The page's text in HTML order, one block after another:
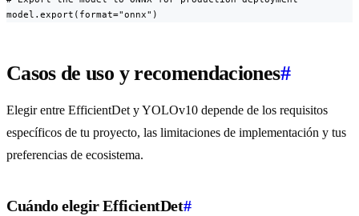
model.export(format="onnx")
Casos de uso y recomendaciones#
Elegir entre EfficientDet y YOLOv10 depende de los requisitos
específicos de tu proyecto, las limitaciones de implementación y tus
preferencias de ecosistema.
Cuándo elegir EfficientDet#